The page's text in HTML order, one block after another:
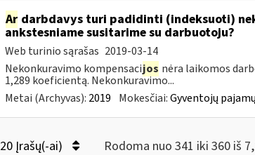
Ardarbdavys turi padidinti (indeksuoti)
ankstesniame susitarime su darbuotoju?
Web turinio sąrašas 2019-03-14
Nekonkuravimo kompensacijos nėra laikomos
1,289 koeficientą. Nekonkuravimo...
Metai (Archyvas): 2019 Mokesčiai:Gyventojų
20 Įrašų(-ai) Rodoma nuo 341 iki 360 iš